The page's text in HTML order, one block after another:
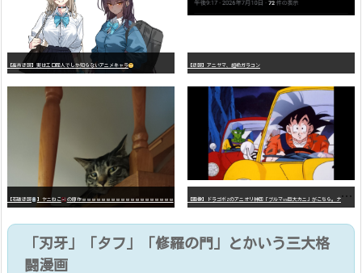
【高市悲報】実はエロ同人でしか知らないアニメキャラ 【悲報】アニサマ、超絶ガラコン
【石破悲報 】ヤニねこ の原作ｗｗｗｗｗｗｗｗｗｗｗｗｗｗｗｗｗｗｗ 【
画像】ドラゴボZのアニオリ神回「ブルマvs巨大カニ」がこちら。ナメック星の海にドラゴボを落としたブルマと巨大カニのバトル
「刃牙」「タフ」「修羅の門」とかいう三大格
闘漫画